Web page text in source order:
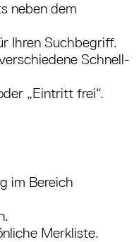
neben dem
Ihren Suchbegriff.
Schnell-
„Eintritt frei“.
im Bereich
Merkliste.